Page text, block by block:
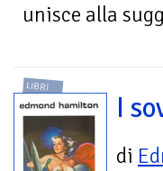
unisce alla
LIBRI
I
di